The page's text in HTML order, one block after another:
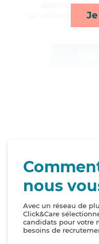
apporte ses
surveillance de
nous
Avec un réseau de
Click&Care
candidats pour votre
besoins de